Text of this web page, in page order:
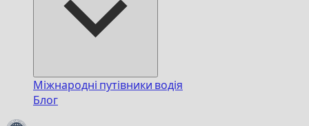
Міжнародні путівники водія
Блог